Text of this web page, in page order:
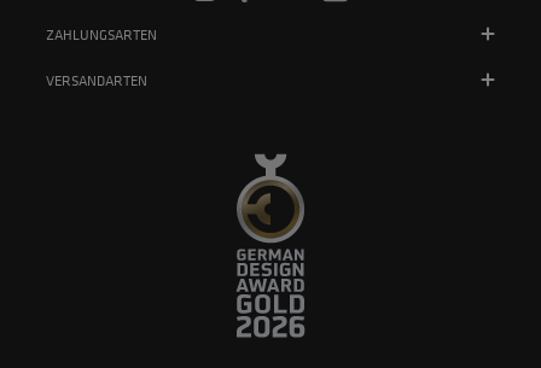
ZAHLUNGSARTEN
VERSANDARTEN